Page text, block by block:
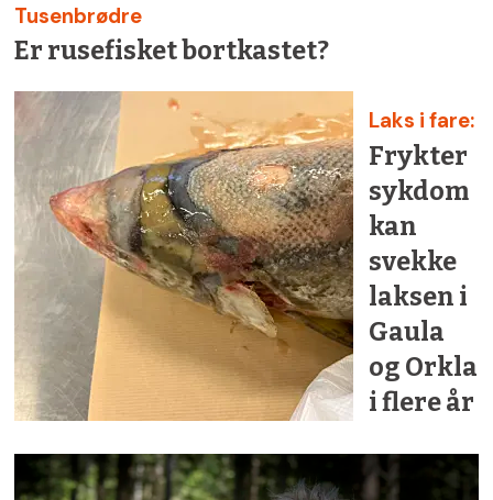
Tusenbrødre
Er rusefisket bortkastet?
Laks i fare:
Frykter
sykdom
kan
svekke
laksen i
Gaula
og Orkla
i flere år